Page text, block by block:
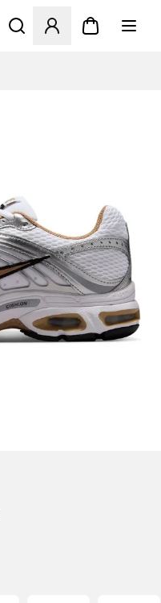
Åbner en Modal til at